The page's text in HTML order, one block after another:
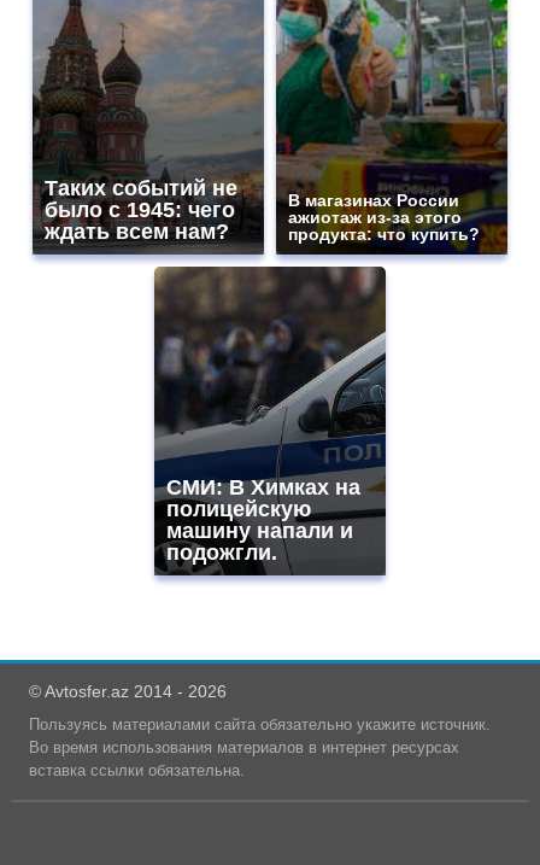
Таких событий не
было с 1945: чего
ждать всем нам?
В магазинах России
ажиотаж из-за этого
продукта: что купить?
СМИ: В Химках на
полицейскую
машину напали и
подожгли.
© Avtosfer.az 2014 - 2026
Пользуясь материалами сайта обязательно укажите источник.
Во время использования материалов в интернет ресурсах
вставка ссылки обязательна.